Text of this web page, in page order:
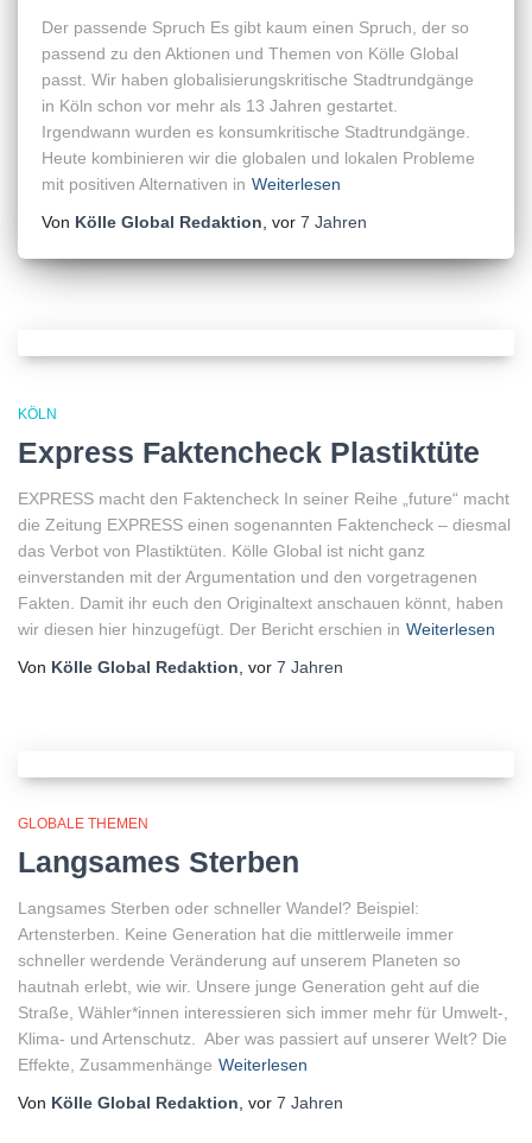
Der passende Spruch Es gibt kaum einen Spruch, der so
passend zu den Aktionen und Themen von Kölle Global
passt. Wir haben globalisierungskritische Stadtrundgänge
in Köln schon vor mehr als 13 Jahren gestartet.
Irgendwann wurden es konsumkritische Stadtrundgänge.
Heute kombinieren wir die globalen und lokalen Probleme
mit positiven Alternativen in Weiterlesen
Von Kölle Global Redaktion , vor 7 Jahren
KÖLN
Express Faktencheck Plastiktüte
EXPRESS macht den Faktencheck In seiner Reihe „future“ macht
die Zeitung EXPRESS einen sogenannten Faktencheck – diesmal
das Verbot von Plastiktüten. Kölle Global ist nicht ganz
einverstanden mit der Argumentation und den vorgetragenen
Fakten. Damit ihr euch den Originaltext anschauen könnt, haben
wir diesen hier hinzugefügt. Der Bericht erschien in Weiterlesen
Von Kölle Global Redaktion , vor 7 Jahren
GLOBALE THEMEN
Langsames Sterben
Langsames Sterben oder schneller Wandel? Beispiel:
Artensterben. Keine Generation hat die mittlerweile immer
schneller werdende Veränderung auf unserem Planeten so
hautnah erlebt, wie wir. Unsere junge Generation geht auf die
Straße, Wähler*innen interessieren sich immer mehr für Umwelt-,
Klima- und Artenschutz. Aber was passiert auf unserer Welt? Die
Effekte, Zusammenhänge Weiterlesen
Von Kölle Global Redaktion , vor 7 Jahren